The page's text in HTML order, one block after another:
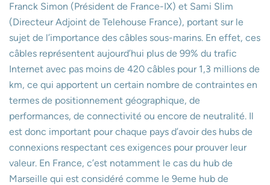
Franck Simon (Président de France-IX) et Sami Slim
(Directeur Adjoint de Telehouse France), portant sur le
sujet de l’importance des câbles sous-marins. En effet, ces
câbles représentent aujourd’hui plus de 99% du trafic
Internet avec pas moins de 420 câbles pour 1,3 millions de
km, ce qui apportent un certain nombre de contraintes en
termes de positionnement géographique, de
performances, de connectivité ou encore de neutralité. Il
est donc important pour chaque pays d’avoir des hubs de
connexions respectant ces exigences pour prouver leur
valeur. En France, c’est notamment le cas du hub de
Marseille qui est considéré comme le 9eme hub de